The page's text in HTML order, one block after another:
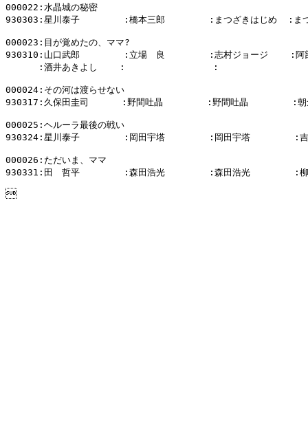
000022:水晶城の秘密
930303:星川泰子        :橋本三郎        :まつざきはじめ  :まつ
000023:目が覚めたの、ママ?
930310:山口武郎        :立場　良        :志村ジョージ    :阿
:酒井あきよし    :                :
000024:その河は渡らせない
930317:久保田圭司      :野間吐晶        :野間吐晶        :朝
000025:ヘルーラ最後の戦い
930324:星川泰子        :岡田宇塔        :岡田宇塔        :吉
000026:ただいま、ママ
